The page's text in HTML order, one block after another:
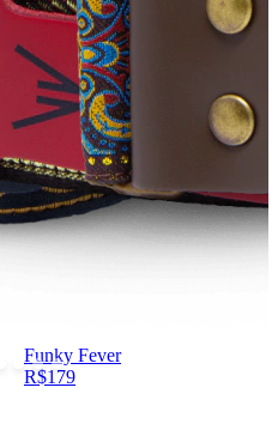
Funky Fever
R$179